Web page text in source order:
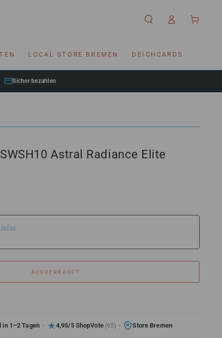
LOCAL STORE BREMEN DEICHCARDS
EinloggenWarenkorb
Sicher bezahlen
Astral Radiance Elite
Infos
AUSVERKAUFT
in 1–2 Tagen 4,95/5 ShopVote (65) Store Bremen